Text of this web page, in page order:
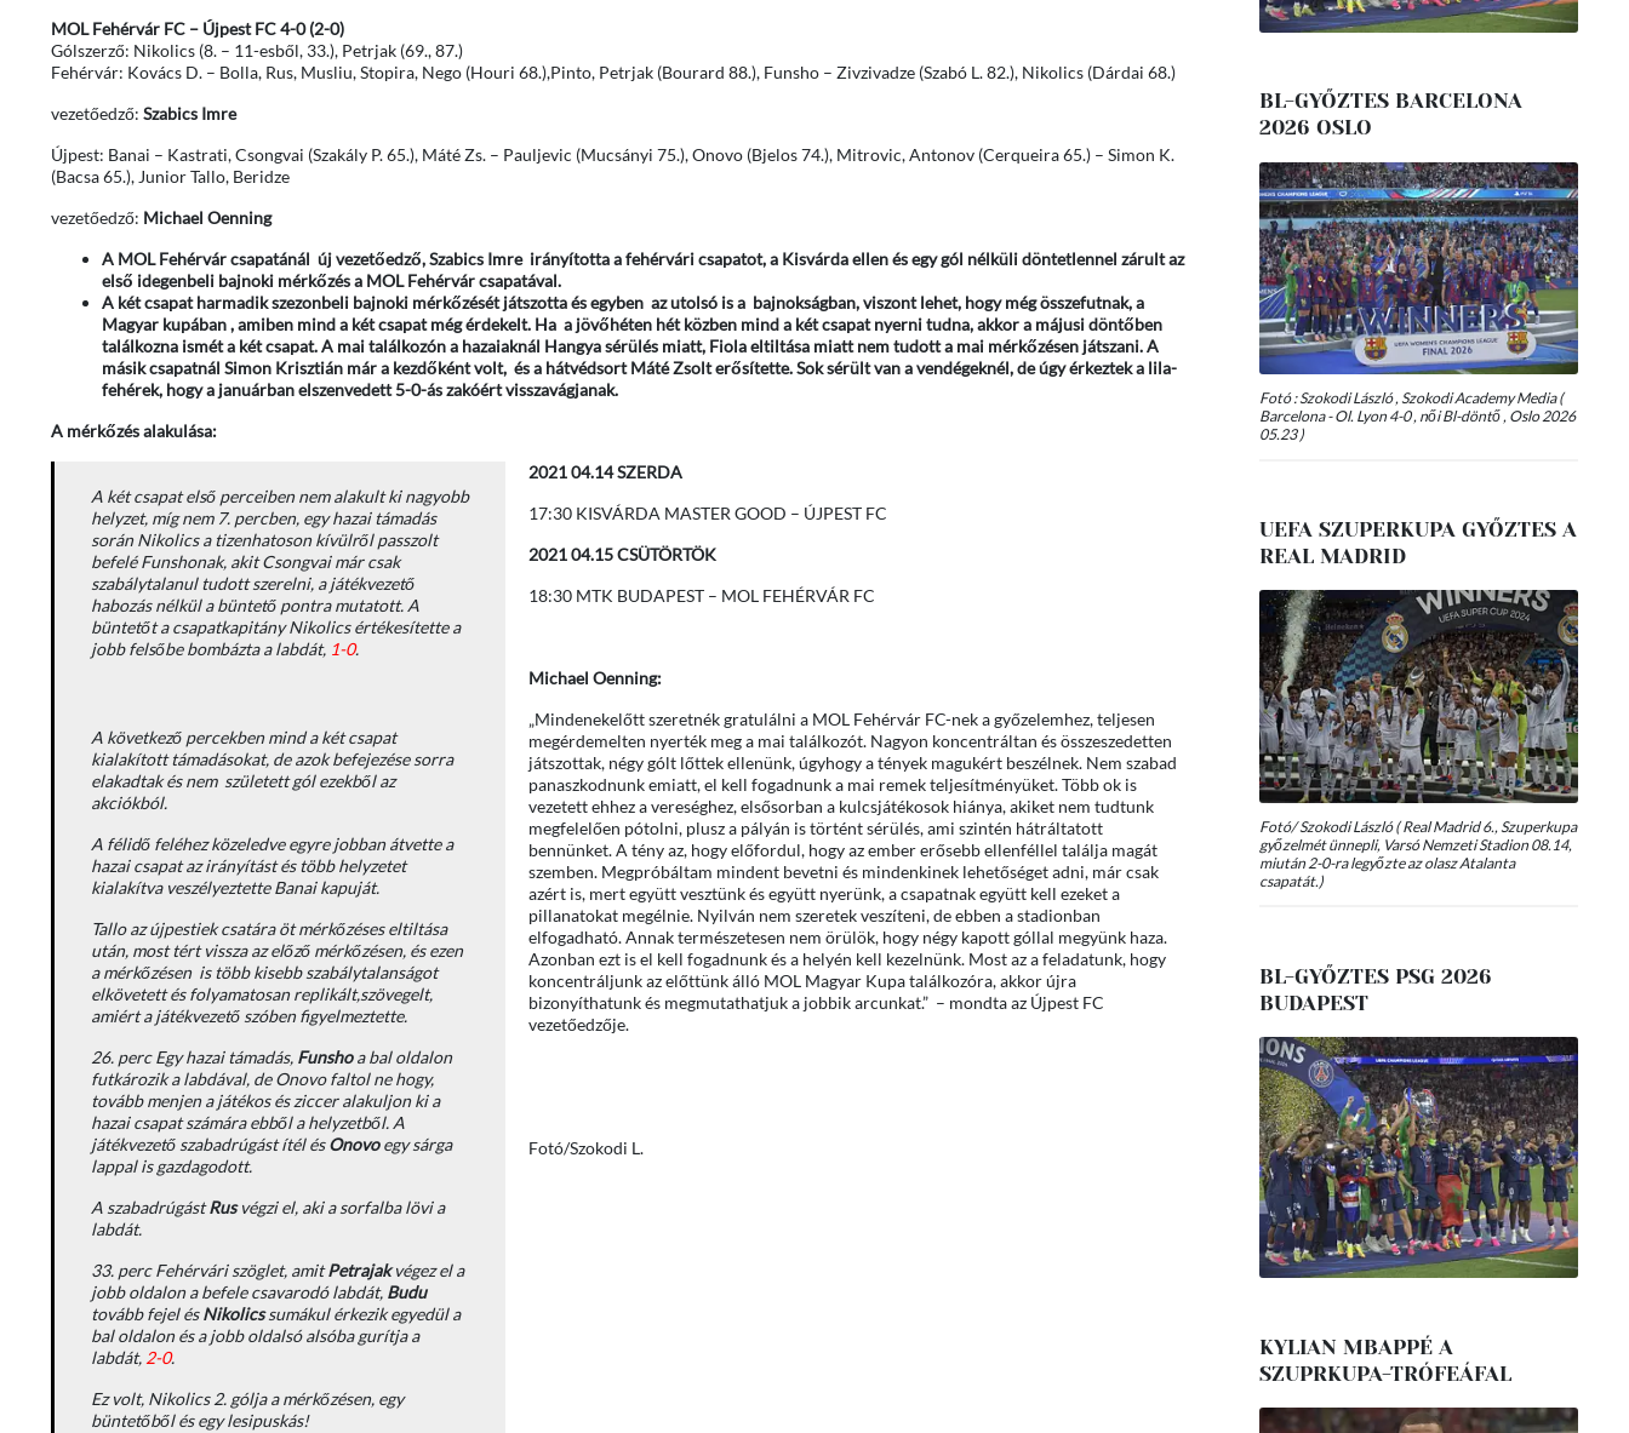
MOL Fehérvár FC – Újpest FC 4-0 (2-0)
Gólszerző: Nikolics (8. – 11-esből, 33.), Petrjak (69., 87.)
Fehérvár: Kovács D. – Bolla, Rus, Musliu, Stopira, Nego (Houri 68.),Pinto, Petrjak (Bourard 88.), Funsho – Zivzivadze (Szabó L. 82.), Nikolics (Dárdai 68.)
vezetőedző: Szabics Imre
Újpest: Banai – Kastrati, Csongvai (Szakály P. 65.), Máté Zs. – Pauljevic (Mucsányi 75.), Onovo (Bjelos 74.), Mitrovic, Antonov (Cerqueira 65.) – Simon K.
(Bacsa 65.), Junior Tallo, Beridze
vezetőedző: Michael Oenning
A MOL Fehérvár csapatánál új vezetőedző, Szabics Imre irányította a fehérvári csapatot, a Kisvárda ellen és egy gól nélküli döntetlennel zárult az
első idegenbeli bajnoki mérkőzés a MOL Fehérvár csapatával.
A két csapat harmadik szezonbeli bajnoki mérkőzését játszotta és egyben az utolsó is a bajnokságban, viszont lehet, hogy még összefutnak, a
Magyar kupában , amiben mind a két csapat még érdekelt. Ha a jövőhéten hét közben mind a két csapat nyerni tudna, akkor a májusi döntőben
találkozna ismét a két csapat. A mai találkozón a hazaiaknál Hangya sérülés miatt, Fiola eltiltása miatt nem tudott a mai mérkőzésen játszani. A
másik csapatnál Simon Krisztián már a kezdőként volt, és a hátvédsort Máté Zsolt erősítette. Sok sérült van a vendégeknél, de úgy érkeztek a lila-
fehérek, hogy a januárban elszenvedett 5-0-ás zakóért visszavágjanak.
A mérkőzés alakulása:
A két csapat első perceiben nem alakult ki nagyobb
helyzet, míg nem 7. percben, egy hazai támadás
során Nikolics a tizenhatoson kívülről passzolt
befelé Funshonak, akit Csongvai már csak
szabálytalanul tudott szerelni, a játékvezető
habozás nélkül a büntető pontra mutatott. A
büntetőt a csapatkapitány Nikolics értékesítette a
jobb felsőbe bombázta a labdát, 1-0.
A következő percekben mind a két csapat
kialakított támadásokat, de azok befejezése sorra
elakadtak és nem született gól ezekből az
akciókból.
A félidő feléhez közeledve egyre jobban átvette a
hazai csapat az irányítást és több helyzetet
kialakítva veszélyeztette Banai kapuját.
Tallo az újpestiek csatára öt mérkőzéses eltiltása
után, most tért vissza az előző mérkőzésen, és ezen
a mérkőzésen is több kisebb szabálytalanságot
elkövetett és folyamatosan replikált,szövegelt,
amiért a játékvezető szóben figyelmeztette.
26. perc Egy hazai támadás, Funshoa bal oldalon
futkározik a labdával, de Onovo faltol ne hogy,
tovább menjen a játékos és ziccer alakuljon ki a
hazai csapat számára ebből a helyzetből. A
játékvezető szabadrúgást ítél ésOnovoegy sárga
lappal is gazdagodott.
A szabadrúgástRusvégzi el, aki a sorfalba lövi a
labdát.
33. perc Fehérvári szöglet, amitPetrajakvégez el a
jobb oldalon a befele csavarodó labdát, Budu
tovább fejel ésNikolicssumákul érkezik egyedül a
bal oldalon és a jobb oldalsó alsóba gurítja a
labdát, 2-0.
Ez volt, Nikolics 2. gólja a mérkőzésen, egy
büntetőből és egy lesipuskás!
2021 04.14 SZERDA
17:30 KISVÁRDA MASTER GOOD – ÚJPEST FC
2021 04.15 CSÜTÖRTÖK
18:30 MTK BUDAPEST – MOL FEHÉRVÁR FC
Michael Oenning:
„Mindenekelőtt szeretnék gratulálni a MOL Fehérvár FC-nek a győzelemhez, teljesen
megérdemelten nyerték meg a mai találkozót. Nagyon koncentráltan és összeszedetten
játszottak, négy gólt lőttek ellenünk, úgyhogy a tények magukért beszélnek. Nem szabad
panaszkodnunk emiatt, el kell fogadnunk a mai remek teljesítményüket. Több ok is
vezetett ehhez a vereséghez, elsősorban a kulcsjátékosok hiánya, akiket nem tudtunk
megfelelően pótolni, plusz a pályán is történt sérülés, ami szintén hátráltatott
bennünket. A tény az, hogy előfordul, hogy az ember erősebb ellenféllel találja magát
szemben. Megpróbáltam mindent bevetni és mindenkinek lehetőséget adni, már csak
azért is, mert együtt vesztünk és együtt nyerünk, a csapatnak együtt kell ezeket a
pillanatokat megélnie. Nyilván nem szeretek veszíteni, de ebben a stadionban
elfogadható. Annak természetesen nem örülök, hogy négy kapott góllal megyünk haza.
Azonban ezt is el kell fogadnunk és a helyén kell kezelnünk. Most az a feladatunk, hogy
koncentráljunk az előttünk álló MOL Magyar Kupa találkozóra, akkor újra
bizonyíthatunk és megmutathatjuk a jobbik arcunkat.” – mondta az Újpest FC
vezetőedzője.
Fotó/Szokodi L.
BL-GYŐZTES BARCELONA
2026 OSLO
Fotó : Szokodi László , Szokodi Academy Media (
Barcelona - Ol. Lyon 4-0 , női Bl-döntő , Oslo 2026
05.23 )
UEFA SZUPERKUPA GYŐZTES A
REAL MADRID
Fotó/ Szokodi László ( Real Madrid 6., Szuperkupa
győzelmét ünnepli, Varsó Nemzeti Stadion 08.14,
miután 2-0-ra legyőzte az olasz Atalanta
csapatát.)
BL-GYŐZTES PSG 2026
BUDAPEST
KYLIAN MBAPPÉ A
SZUPRKUPA-TRÓFEÁFAL